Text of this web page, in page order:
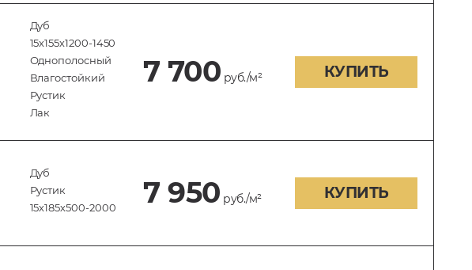
Дуб
15х155х1200-1450
Однополосный
Влагостойкий
Рустик
Лак
7 700 руб./м² КУПИТЬ
Дуб
Рустик
15х185х500-2000 7 950 руб./м² КУПИТЬ